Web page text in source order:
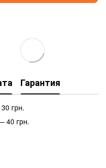
Гарантия
грн.
40 грн.